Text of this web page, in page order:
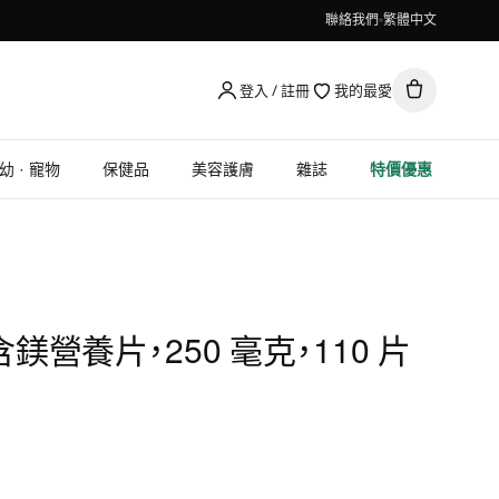
聯絡我們 繁體中文
登入 / 註冊 我的最愛
· 寵物 保健品 美容護膚 雜誌 特價優惠
營養片，250 毫克，110 片